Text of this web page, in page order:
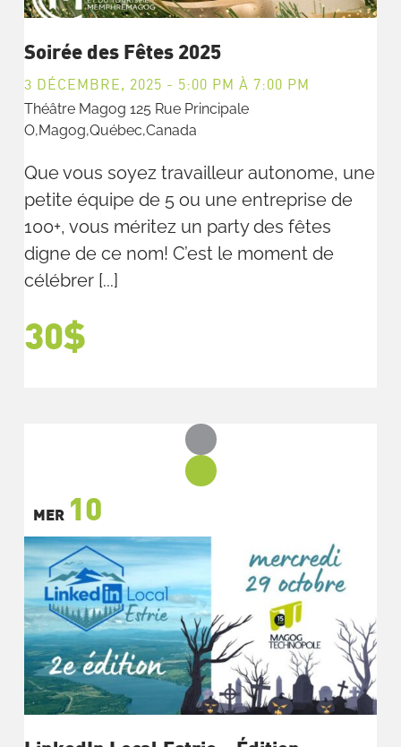
Soirée des Fêtes 2025
3 DÉCEMBRE, 2025 - 5:00 PM À 7:00 PM
Théâtre Magog 125 Rue Principale
O,Magog,Québec,Canada
Que vous soyez travailleur autonome, une
petite équipe de 5 ou une entreprise de
100+, vous méritez un party des fêtes
digne de ce nom! C’est le moment de
célébrer [...]
30$
MER 10